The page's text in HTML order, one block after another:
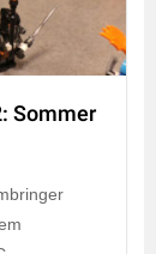
Sommer